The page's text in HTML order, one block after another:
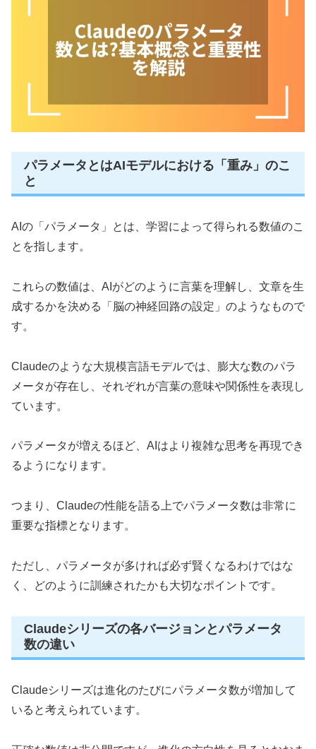
パラメータとはAIモデルにおける「重み」のこ
と
AIの「パラメータ」とは、学習によって得られる数値のこ
とを指します。
これらの数値は、AIがどのように言葉を理解し、文章を生
成するかを決める「脳の神経回路の設定」のようなもので
す。
Claudeのような大規模言語モデルでは、膨大な数のパラ
メータが存在し、それぞれが言葉の意味や関係性を表現し
ています。
パラメータが増えるほど、AIはより複雑な思考を再現でき
るようになります。
つまり、Claudeの性能を語る上でパラメータ数は非常に
重要な指標となります。
ただし、パラメータが多ければ必ず賢くなるわけではな
く、どのように訓練されたかも大切なポイントです。
Claudeシリーズの各バージョンとパラメータ
数の違い
Claudeシリーズは進化のたびにパラメータ数が増加して
いると考えられています。